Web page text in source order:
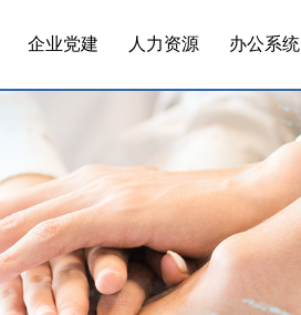
企业党建 人力资源 办公系统